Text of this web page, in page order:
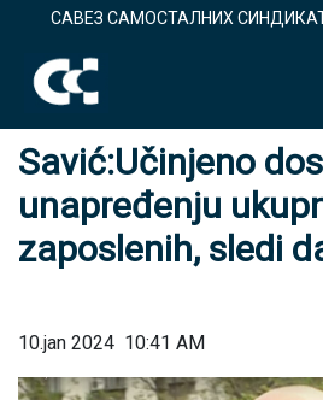
САВЕЗ САМОСТАЛНИХ
Savić:Učinjeno
unapređenju
zaposlenih, sledi
10.jan 2024 10:41 AM